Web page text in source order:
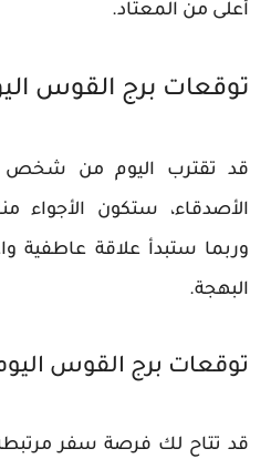
أعلى من المعتاد.
توقعات برج القوس
قد تقترب اليوم من شخص
الأصدقاء، ستكون الأجواء
وربما ستبدأ علاقة عاطفية
البهجة.
توقعات برج القوس
قد تتاح لك فرصة سفر